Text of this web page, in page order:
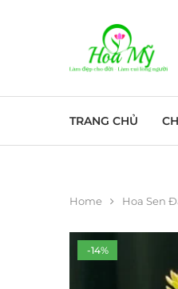
TRANG CHỦ
Home Hoa Sen
-14%